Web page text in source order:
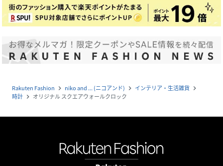
Rakuten Fashion navigate_next niko and ... (ニコアンド) navigate_next インテリア・生活雑貨 navigate_next
時計 navigate_next オリジナル スクエアウォールクロック